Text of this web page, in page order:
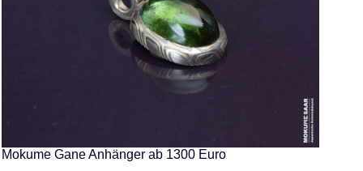
Mokume Gane Anhänger ab 1300 Euro